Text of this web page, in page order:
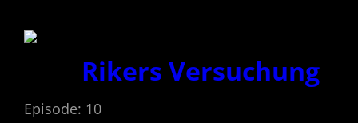
Rikers Versuchung
Episode: 10